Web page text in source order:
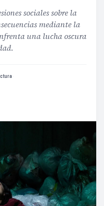
sociales sobre la
mediante la
una lucha oscura
·